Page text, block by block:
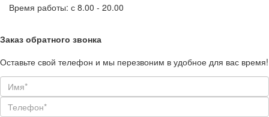
Время работы: с 8.00 - 20.00
Заказ обратного звонка
Оставьте свой телефон и мы перезвоним в удобное для вас время!